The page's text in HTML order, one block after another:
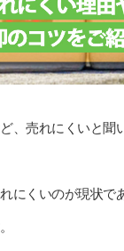
、売れにくいと聞
にくいのが現状で